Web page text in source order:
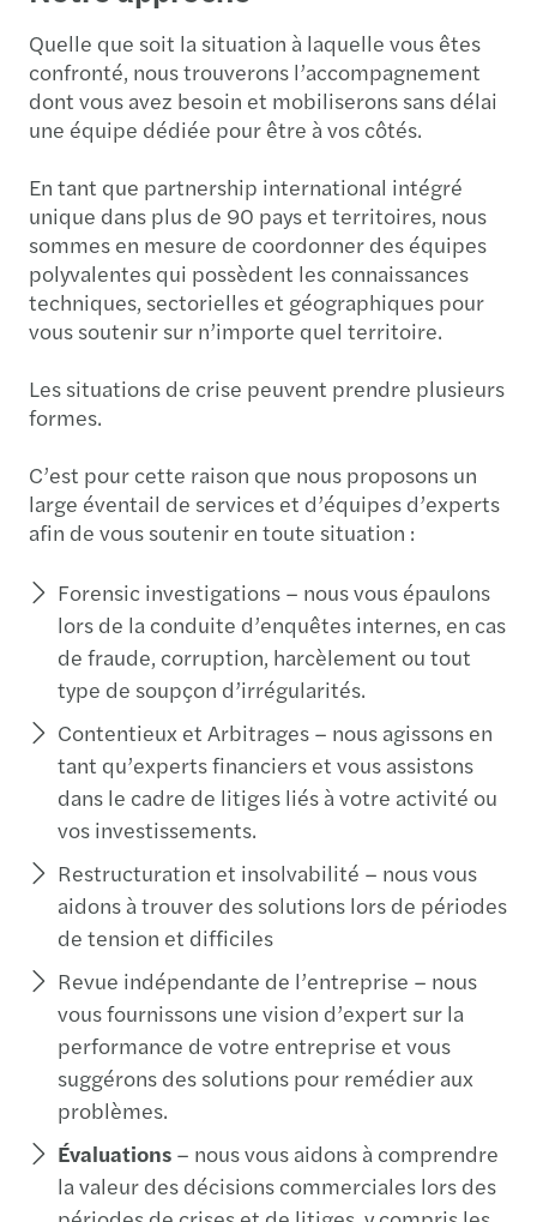
Quelle que soit la situation à laquelle vous êtes
confronté, nous trouverons l’accompagnement
dont vous avez besoin et mobiliserons sans délai
une équipe dédiée pour être à vos côtés.
En tant que partnership international intégré
unique dans plus de 90 pays et territoires, nous
sommes en mesure de coordonner des équipes
polyvalentes qui possèdent les connaissances
techniques, sectorielles et géographiques pour
vous soutenir sur n’importe quel territoire.
Les situations de crise peuvent prendre plusieurs
formes.
C’est pour cette raison que nous proposons un
large éventail de services et d’équipes d’experts
afin de vous soutenir en toute situation :
Forensic investigations – nous vous épaulons
lors de la conduite d’enquêtes internes, en cas
de fraude, corruption, harcèlement ou tout
type de soupçon d’irrégularités.
Contentieux et Arbitrages – nous agissons en
tant qu’experts financiers et vous assistons
dans le cadre de litiges liés à votre activité ou
vos investissements.
Restructuration et insolvabilité – nous vous
aidons à trouver des solutions lors de périodes
de tension et difficiles
Revue indépendante de l’entreprise – nous
vous fournissons une vision d’expert sur la
performance de votre entreprise et vous
suggérons des solutions pour remédier aux
problèmes.
Évaluations – nous vous aidons à comprendre
la valeur des décisions commerciales lors des